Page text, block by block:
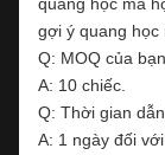
gợi ý quang học
Q: MOQ của
A: 10 chiếc.
Q: Thời gian
A: 1 ngày đối